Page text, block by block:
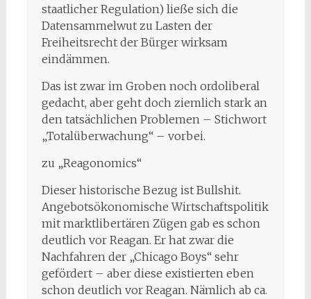
staatlicher Regulation) ließe sich die
Datensammelwut zu Lasten der
Freiheitsrecht der Bürger wirksam
eindämmen.
Das ist zwar im Groben noch ordoliberal
gedacht, aber geht doch ziemlich stark an
den tatsächlichen Problemen – Stichwort
„Totalüberwachung“ – vorbei.
zu „Reagonomics“
Dieser historische Bezug ist Bullshit.
Angebotsökonomische Wirtschaftspolitik
mit marktlibertären Zügen gab es schon
deutlich vor Reagan. Er hat zwar die
Nachfahren der „Chicago Boys“ sehr
gefördert – aber diese existierten eben
schon deutlich vor Reagan. Nämlich ab ca.